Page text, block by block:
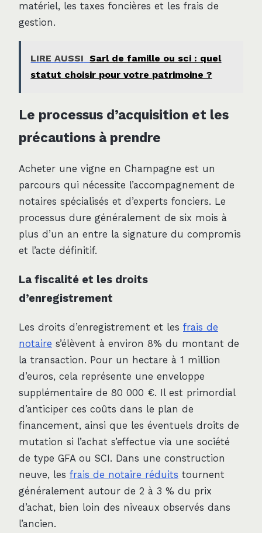
matériel, les taxes foncières et les frais de
gestion.
LIRE AUSSI
Sarl de famille ou sci : quel
statut choisir pour votre patrimoine ?
Le processus d’acquisition et les
précautions à prendre
Acheter une vigne en Champagne est un
parcours qui nécessite l’accompagnement de
notaires spécialisés et d’experts fonciers. Le
processus dure généralement de six mois à
plus d’un an entre la signature du compromis
et l’acte définitif.
La fiscalité et les droits
d’enregistrement
Les droits d’enregistrement et les frais de
notaire s’élèvent à environ 8% du montant de
la transaction. Pour un hectare à 1 million
d’euros, cela représente une enveloppe
supplémentaire de 80 000 €. Il est primordial
d’anticiper ces coûts dans le plan de
financement, ainsi que les éventuels droits de
mutation si l’achat s’effectue via une société
de type GFA ou SCI. Dans une construction
neuve, les frais de notaire réduits tournent
généralement autour de 2 à 3 % du prix
d’achat, bien loin des niveaux observés dans
l’ancien.